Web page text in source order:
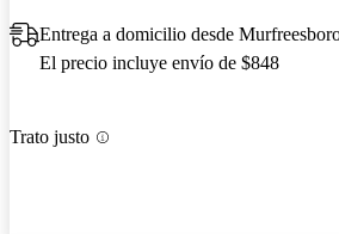
Entrega a domicilio desde
El precio incluye envío de $848
Trato justo